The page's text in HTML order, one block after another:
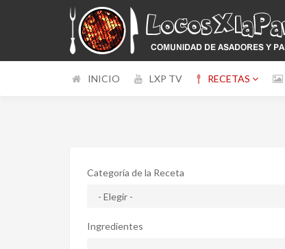
INICIO LXP TV RECETAS
Categoría de la Receta
Ingredientes